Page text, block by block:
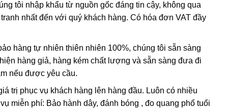
mô phỏng quá trình hình thành trong tự nhiên.
loại đá tổng hợp không có giá trị.
tôi nhập khẩu từ nguồn gốc đáng tin cậy, không qua
nhất đến với quý khách hàng. Có hóa đơn VAT đầy
hàng tự nhiên thiên nhiên 100%, chúng tôi sẵn sàng
hàng giả, hàng kém chất lượng và sẵn sàng đưa đi
nếu được yêu cầu.
trị phục vụ khách hàng lên hàng đầu. Luôn có nhiều
miễn phí: Bảo hành dây, đánh bóng , đo quang phổ tuổi